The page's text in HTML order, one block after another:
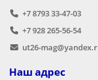
+7 8793 33-47-03
+7 928 265-56-54
ut26-
Наш адрес